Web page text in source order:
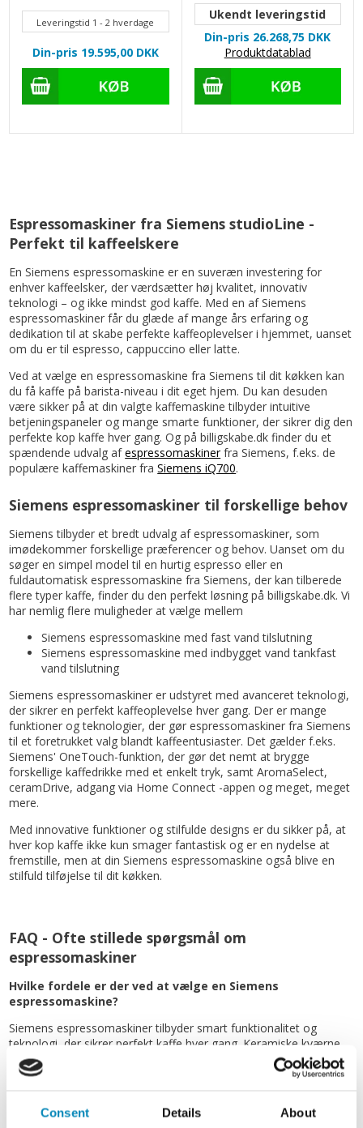
Consent Details About
Leveringstid 1 - 2 hverdage
Din-pris 19.595,00 DKK
Ukendt leveringstid
Din-pris 26.268,75 DKK
Produktdatablad
Espressomaskiner fra Siemens studioLine -
Perfekt til kaffeelskere
En Siemens espressomaskine er en suveræn investering for
enhver kaffeelsker, der værdsætter høj kvalitet, innovativ
teknologi – og ikke mindst god kaffe. Med en af Siemens
espressomaskiner får du glæde af mange års erfaring og
dedikation til at skabe perfekte kaffeoplevelser i hjemmet, uanset
om du er til espresso, cappuccino eller latte.
Ved at vælge en espressomaskine fra Siemens til dit køkken kan
du få kaffe på barista-niveau i dit eget hjem. Du kan desuden
være sikker på at din valgte kaffemaskine tilbyder intuitive
betjeningspaneler og mange smarte funktioner, der sikrer dig den
perfekte kop kaffe hver gang. Og på billigskabe.dk finder du et
spændende udvalg afespressomaskinerfra Siemens, f.eks. de
populære kaffemaskiner fraSiemens iQ700.
Siemens espressomaskiner til forskellige behov
Siemens tilbyder et bredt udvalg af espressomaskiner, som
imødekommer forskellige præferencer og behov. Uanset om du
søger en simpel model til en hurtig espresso eller en
fuldautomatisk espressomaskine fra Siemens, der kan tilberede
flere typer kaffe, finder du den perfekt løsning på billigskabe.dk. Vi
har nemlig flere muligheder at vælge mellem
Siemens espressomaskine med fast vand tilslutning
Siemens espressomaskine med indbygget vand tankfast
vand tilslutning
Siemens espressomaskiner er udstyret med avanceret teknologi,
der sikrer en perfekt kaffeoplevelse hver gang. Der er mange
funktioner og teknologier, der gør espressomaskiner fra Siemens
til et foretrukket valg blandt kaffeentusiaster. Det gælder f.eks.
Siemens' OneTouch-funktion, der gør det nemt at brygge
forskellige kaffedrikke med et enkelt tryk, samt AromaSelect,
ceramDrive, adgang via Home Connect -appen og meget, meget
mere.
Med innovative funktioner og stilfulde designs er du sikker på, at
hver kop kaffe ikke kun smager fantastisk og er en nydelse at
fremstille, men at din Siemens espressomaskine også blive en
stilfuld tilføjelse til dit køkken.
FAQ - Ofte stillede spørgsmål om
espressomaskiner
Hvilke fordele er der ved at vælge en Siemens
espressomaskine?
Siemens espressomaskiner tilbyder smart funktionalitet og
teknologi, der sikrer perfekt kaffe hver gang. Keramiske kværne
og optimal temperaturkontrol bidrager også til en enestående
smagsoplevelse, mens det elegante design komplementerer
Kan jeg købe espressomaskiner fra Siemens online?